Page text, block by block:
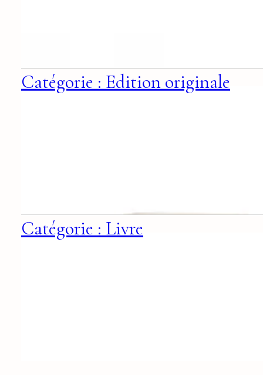
Catégorie : Edition originale
Catégorie : Livre